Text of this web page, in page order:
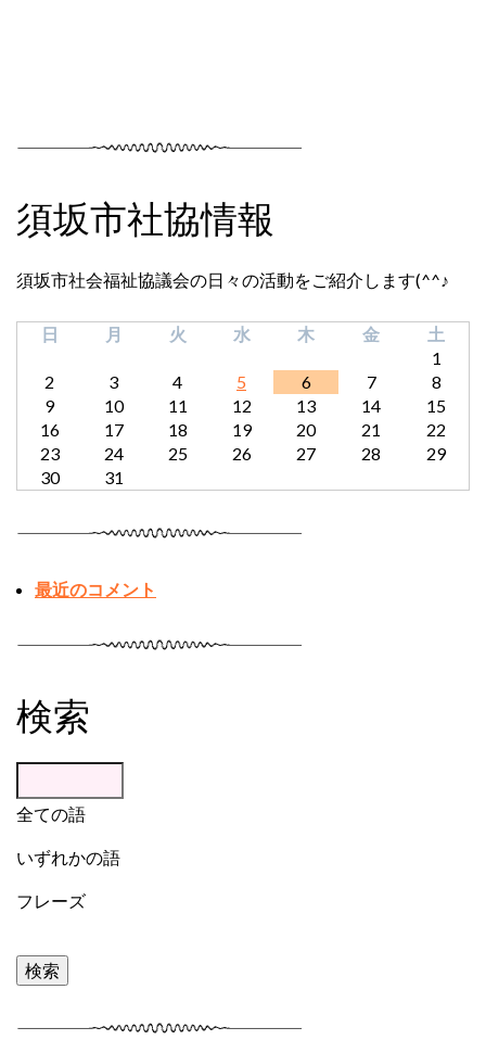
須坂市社協情報
須坂市社会福祉協議会の日々の活動をご紹介します(^^♪
日 月 火 水 木 金
土
1
2
3 4 5 6 7
8
9
10 11 12 13 14
15
16
17 18 19 20 21
22
23
24 25 26 27 28
29
30
31
最近のコメント
検索
全ての語
いずれかの語
フレーズ